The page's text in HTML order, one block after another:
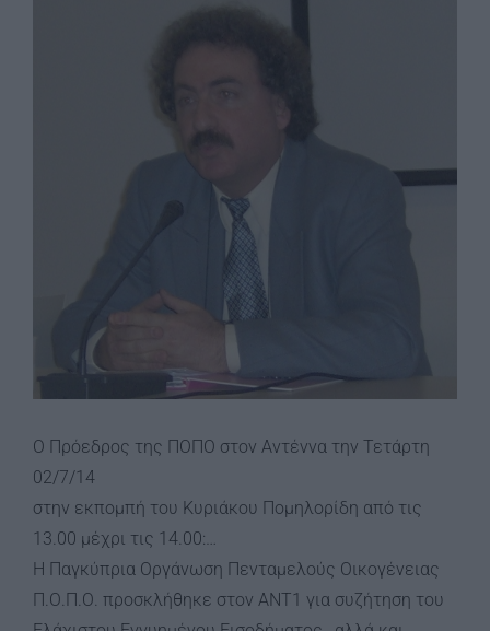
Ο Πρόεδρος της ΠΟΠΟ στον Αντέννα την Τετάρτη
02/7/14
στην εκπομπή του Κυριάκου Πομηλορίδη από τις
13.00 μέχρι τις 14.00:…
Η Παγκύπρια Οργάνωση Πενταμελούς Οικογένειας
Π.Ο.Π.Ο. προσκλήθηκε στον ΑΝΤ1 για συζήτηση του